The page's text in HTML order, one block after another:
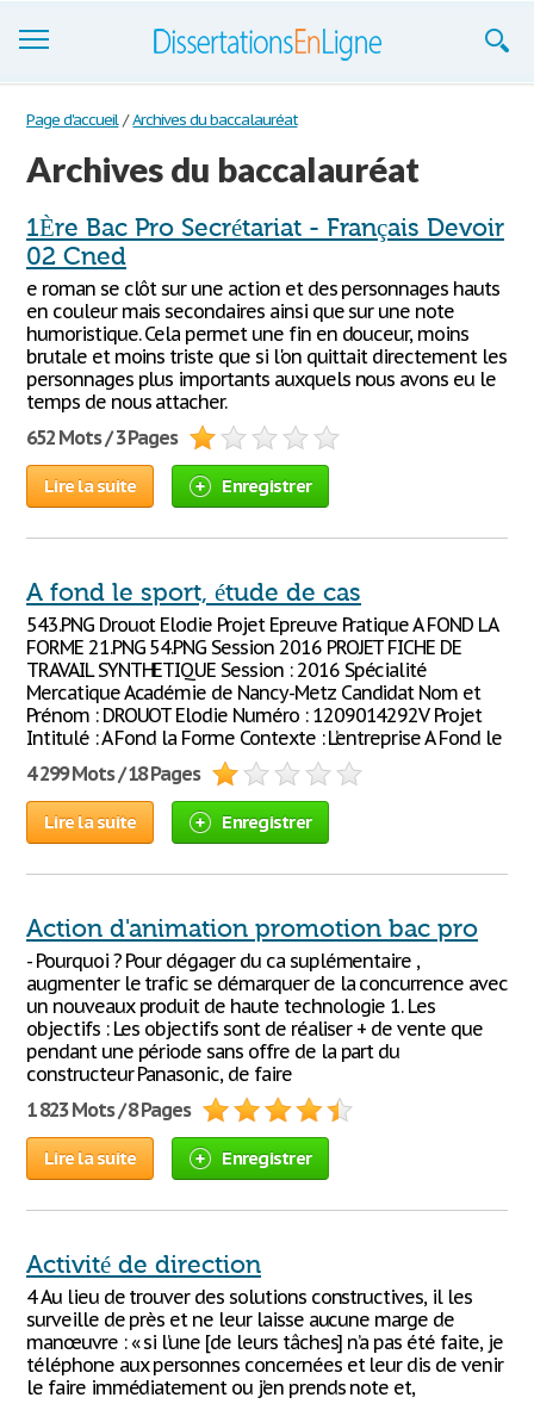
Dissertations
S'inscrire
Se connecter
Contactez-nous
Page d'accueil / Archives du baccalauréat
Archives du baccalauréat
1Ère Bac Pro Secrétariat - Français Devoir
02 Cned
e roman se clôt sur une action et des personnages hauts
en couleur mais secondaires ainsi que sur une note
humoristique. Cela permet une fin en douceur, moins
brutale et moins triste que si l'on quittait directement les
personnages plus importants auxquels nous avons eu le
temps de nous attacher.
652 Mots / 3 Pages
Lire la suite Enregistrer
A fond le sport, étude de cas
543.PNG Drouot Elodie Projet Epreuve Pratique A FOND LA
FORME 21.PNG 54.PNG Session 2016 PROJET FICHE DE
TRAVAIL SYNTHETIQUE Session : 2016 Spécialité
Mercatique Académie de Nancy-Metz Candidat Nom et
Prénom : DROUOT Elodie Numéro : 1209014292V Projet
Intitulé : A Fond la Forme Contexte : L’entreprise A Fond le
4 299 Mots / 18 Pages
Lire la suite Enregistrer
Action d'animation promotion bac pro
- Pourquoi ? Pour dégager du ca suplémentaire ,
augmenter le trafic se démarquer de la concurrence avec
un nouveaux produit de haute technologie 1. Les
objectifs : Les objectifs sont de réaliser + de vente que
pendant une période sans offre de la part du
constructeur Panasonic, de faire
1 823 Mots / 8 Pages
Lire la suite Enregistrer
Activité de direction
4 Au lieu de trouver des solutions constructives, il les
surveille de près et ne leur laisse aucune marge de
manœuvre : « si l’une [de leurs tâches] n’a pas été faite, je
téléphone aux personnes concernées et leur dis de venir
le faire immédiatement ou j’en prends note et,